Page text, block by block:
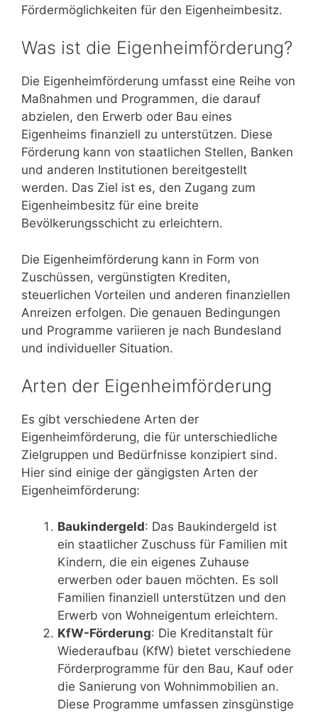
Fördermöglichkeiten für den Eigenheimbesitz.
Was ist die Eigenheimförderung?
Die Eigenheimförderung umfasst eine Reihe von
Maßnahmen und Programmen, die darauf
abzielen, den Erwerb oder Bau eines
Eigenheims finanziell zu unterstützen. Diese
Förderung kann von staatlichen Stellen, Banken
und anderen Institutionen bereitgestellt
werden. Das Ziel ist es, den Zugang zum
Eigenheimbesitz für eine breite
Bevölkerungsschicht zu erleichtern.
Die Eigenheimförderung kann in Form von
Zuschüssen, vergünstigten Krediten,
steuerlichen Vorteilen und anderen finanziellen
Anreizen erfolgen. Die genauen Bedingungen
und Programme variieren je nach Bundesland
und individueller Situation.
Arten der Eigenheimförderung
Es gibt verschiedene Arten der
Eigenheimförderung, die für unterschiedliche
Zielgruppen und Bedürfnisse konzipiert sind.
Hier sind einige der gängigsten Arten der
Eigenheimförderung:
Baukindergeld: Das Baukindergeld ist
ein staatlicher Zuschuss für Familien mit
Kindern, die ein eigenes Zuhause
erwerben oder bauen möchten. Es soll
Familien finanziell unterstützen und den
Erwerb von Wohneigentum erleichtern.
KfW-Förderung: Die Kreditanstalt für
Wiederaufbau (KfW) bietet verschiedene
Förderprogramme für den Bau, Kauf oder
die Sanierung von Wohnimmobilien an.
Diese Programme umfassen zinsgünstige